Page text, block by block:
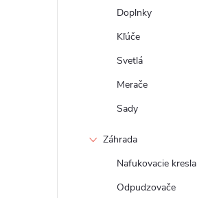
Doplnky
Kľúče
Svetlá
Merače
Sady
Záhrada
Nafukovacie kresla
Odpudzovače